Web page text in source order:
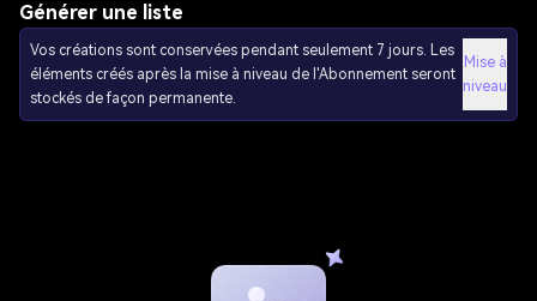
Générer une liste
Vos créations sont conservées pendant seulement 7 jours. Les
éléments créés après la mise à niveau de l'Abonnement seront
stockés de façon permanente.
Mise à
niveau